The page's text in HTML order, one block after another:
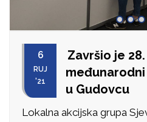
6
RUJ
'21
Završio je
u Gudovcu
Lokalna akcijska grupa